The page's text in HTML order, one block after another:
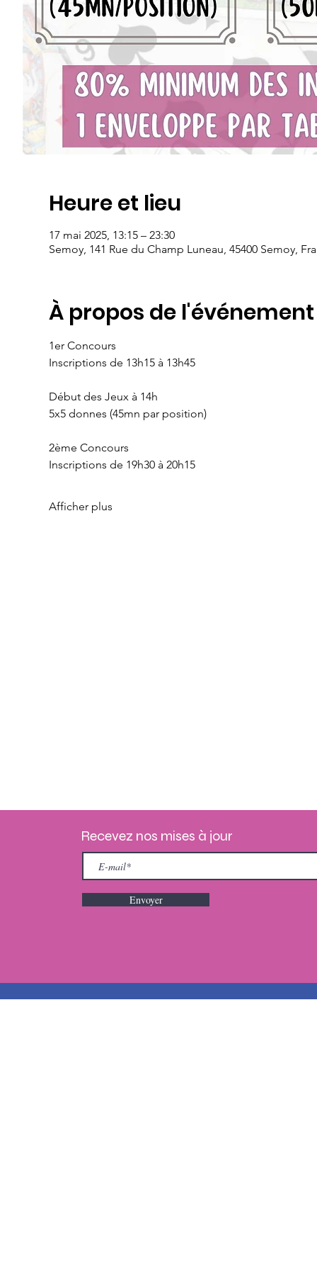
Heure et lieu
17 mai 2025, 13:15 – 23:30
Semoy, 141 Rue du Champ Luneau, 45400 Semoy,
À propos de l'événement
1er Concours
Inscriptions de 13h15 à 13h45
Début des Jeux à 14h
5x5 donnes (45mn par position)
2ème Concours
Inscriptions de 19h30 à 20h15
Afficher plus
Recevez nos mises à jour
Envoyer